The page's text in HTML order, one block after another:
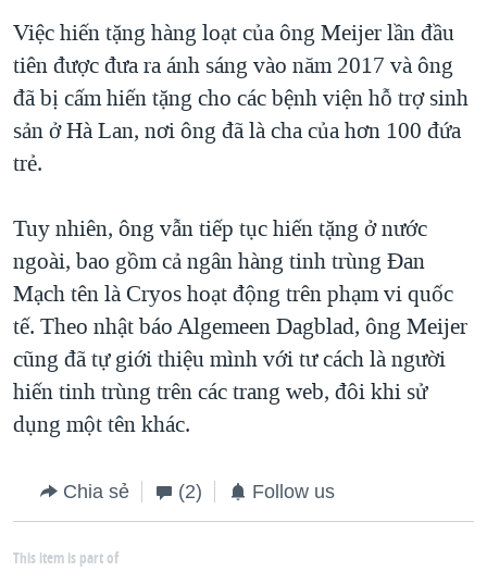
Việc hiến tặng hàng loạt của ông Meijer lần đầu
tiên được đưa ra ánh sáng vào năm 2017 và ông
đã bị cấm hiến tặng cho các bệnh viện hỗ trợ sinh
sản ở Hà Lan, nơi ông đã là cha của hơn 100 đứa
trẻ.
Tuy nhiên, ông vẫn tiếp tục hiến tặng ở nước
ngoài, bao gồm cả ngân hàng tinh trùng Đan
Mạch tên là Cryos hoạt động trên phạm vi quốc
tế. Theo nhật báo Algemeen Dagblad, ông Meijer
cũng đã tự giới thiệu mình với tư cách là người
hiến tinh trùng trên các trang web, đôi khi sử
dụng một tên khác.
Chia sẻ (2) Follow us
This item is part of